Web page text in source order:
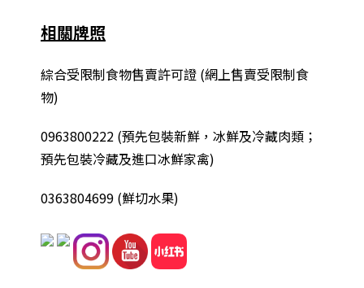
相關牌照
綜合受限制食物售賣許可證 (網上售賣受限制食
物)
0963800222 (預先包裝新鮮，冰鮮及冷藏肉類；
預先包裝冷藏及進口冰鮮家禽)
0363804699 (鮮切水果)